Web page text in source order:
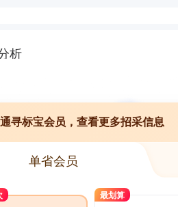
析
寻标宝会员，查看更多招采信息
单省会员
最划算